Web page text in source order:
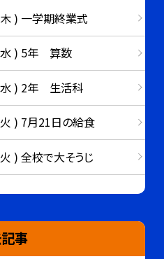
) 一学期終業式
) 5年 算数
) 2年 生活科
) 7月21日の給食
) 全校で大そうじ
事